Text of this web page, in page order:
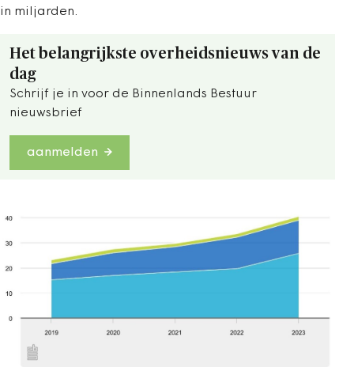
in miljarden.
Het belangrijkste overheidsnieuws van de
dag
Schrijf je in voor de Binnenlands Bestuur
nieuwsbrief
aanmelden